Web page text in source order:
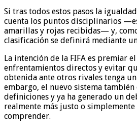
Si tras todos estos pasos la
cuenta los puntos disciplinarios
amarillas y rojas recibidas— y,
clasificación se definirá mediante
La intención de la FIFA es premiar
enfrentamientos directos y evitar
obtenida ante otros rivales tenga
embargo, el nuevo sistema también
definiciones y ya ha generado un
realmente más justo o
comprender.